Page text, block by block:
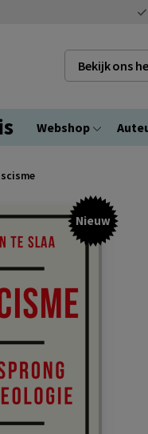
Bekijk ons
Webshop
Nieuw